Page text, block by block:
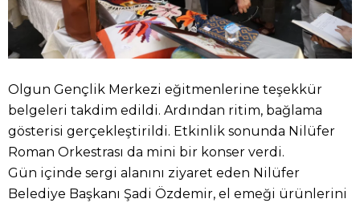
Olgun Gençlik Merkezi eğitmenlerine teşekkür
belgeleri takdim edildi. Ardından ritim, bağlama
gösterisi gerçekleştirildi. Etkinlik sonunda Nilüfer
Roman Orkestrası da mini bir konser verdi.
Gün içinde sergi alanını ziyaret eden Nilüfer
Belediye Başkanı Şadi Özdemir, el emeği ürünlerini